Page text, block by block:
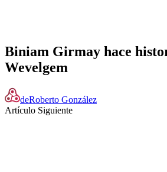
Biniam Girmay hace
Wevelgem
deRoberto González
Artículo Siguiente